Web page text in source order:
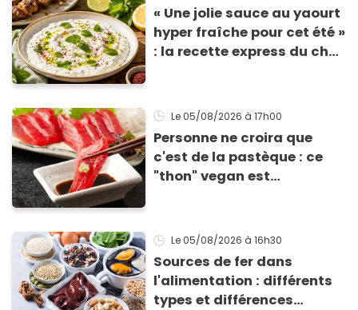
« Une jolie sauce au yaourt
hyper fraîche pour cet été »
: la recette express du chef
grillades
Le 05/08/2026 à 17h00
Personne ne croira que
c'est de la pastèque : ce
"thon" vegan est
Le 05/08/2026 à 16h30
Sources de fer dans
l'alimentation : différents
types et différences